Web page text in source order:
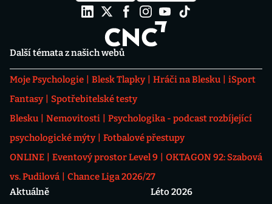
Další témata z našich webů
Moje Psychologie Blesk Tlapky Hráči na Blesku
iSport
Fantasy
Spotřebitelské testy
Blesku
Nemovitosti
Psychologika - podcast rozbíjející
psychologické mýty
Fotbalové přestupy
ONLINE
Eventový prostor Level 9
OKTAGON 92: Szabová
vs. Pudilová
Chance Liga 2026/27
Aktuálně
Léto 2026